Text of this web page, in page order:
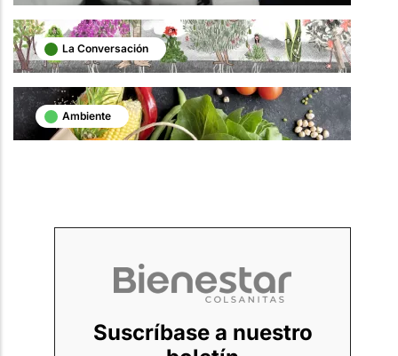
La Conversación
Ambiente
Suscríbase a nuestro